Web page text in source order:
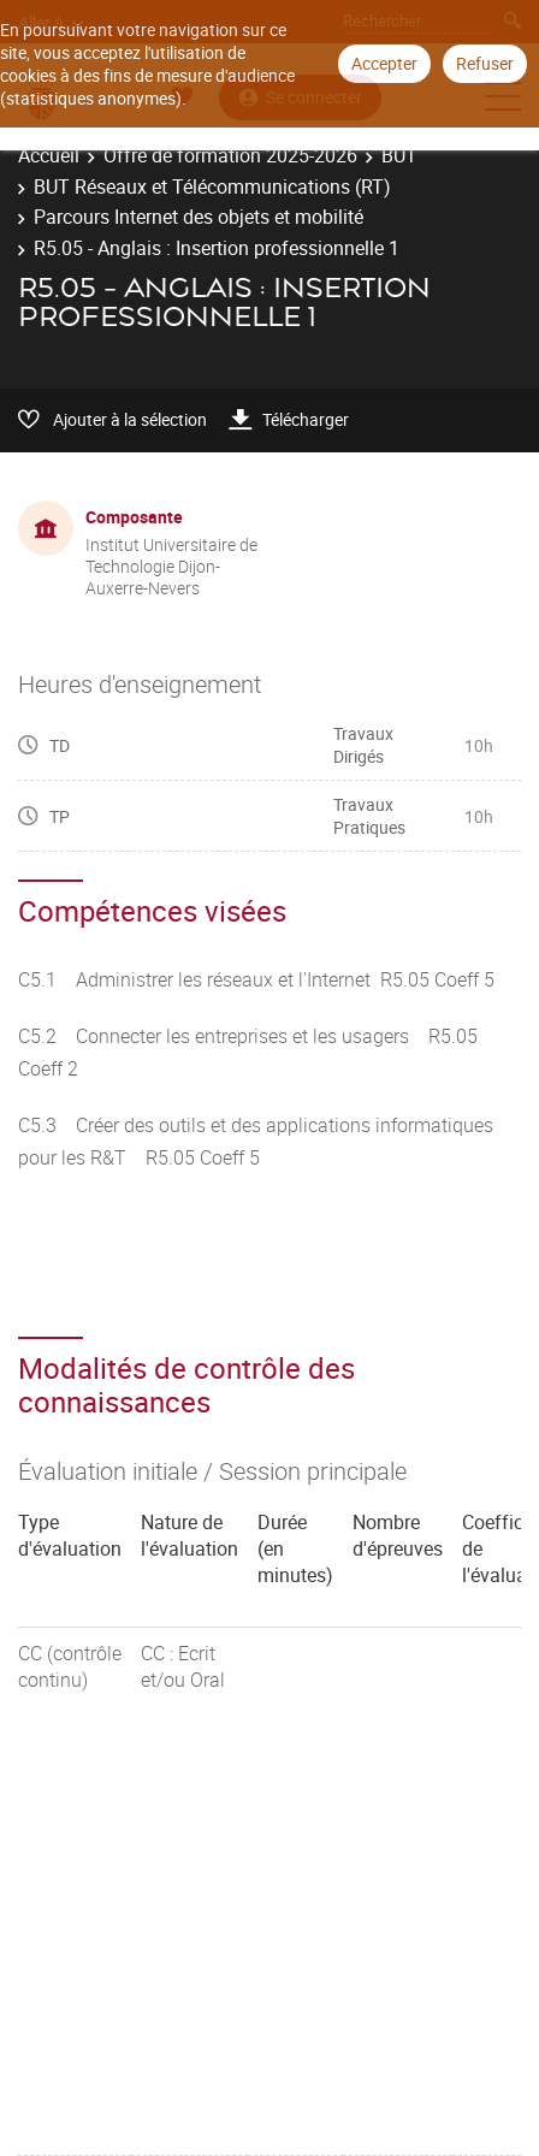
En poursuivant votre navigation sur ce
site, vous acceptez l'utilisation de
cookies à des fins de mesure d'audience
(statistiques anonymes).
Accepter Refuser
Aller à
Se connecter
Accueil Offre de formation 2025-2026
BUT
BUT Réseaux et Télécommunications (RT)
Parcours Internet des objets et mobilité
R5.05 - Anglais : Insertion professionnelle 1
R5.05 - ANGLAIS : INSERTION
PROFESSIONNELLE 1
Ajouter à la sélection Télécharger
Composante
Institut Universitaire de
Technologie Dijon-
Auxerre-Nevers
Heures d'enseignement
TD
Travaux
Dirigés
10h
TP
Travaux
Pratiques
10h
Compétences visées
C5.1 Administrer les réseaux et l'Internet R5.05 Coeff 5
C5.2 Connecter les entreprises et les usagers R5.05
Coeff 2
C5.3 Créer des outils et des applications informatiques
pour les R&T R5.05 Coeff 5
Modalités de contrôle des
connaissances
Évaluation initiale / Session principale
Type
d'évaluation
Nature de
l'évaluation
Durée
(en
minutes)
Nombre
d'épreuves
de
CC (contrôle
continu)
CC : Ecrit
et/ou Oral